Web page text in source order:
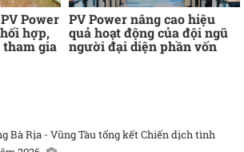
Power
hợp,
tham gia
PV Power nâng cao hiệu
quả hoạt động của đội ngũ
người đại diện phần vốn
Bà Rịa - Vũng Tàu tổng kết Chiến dịch tình